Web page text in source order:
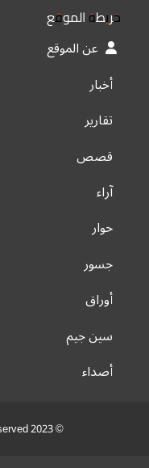
خريطة الموقع
عن الموقع
أخبار
تقارير
قصص
آراء
حوار
جسور
أوراق
سين جيم
أصداء
© 2023 moatinoon.com all rights reserved